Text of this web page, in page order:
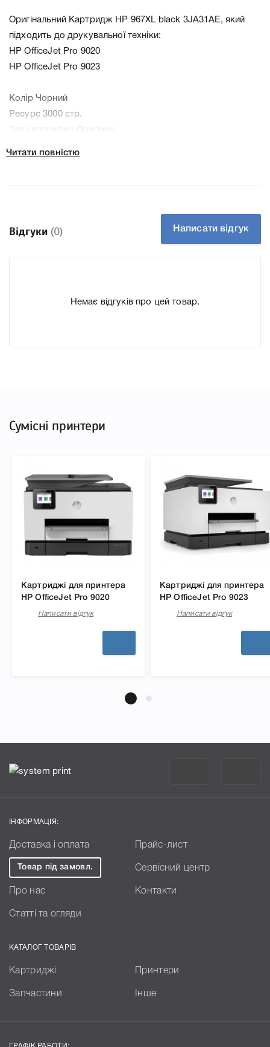
Оригінальний Картридж HP 967XL black 3JA31AE, який
підходить до друкувальної техніки:
HP OfficeJet Pro 9020
HP OfficeJet Pro 9023
Колір Чорний
Ресурс 3000 стр.
Тип картриджа Оригінал
докладні характеристики, список друкувальної техніки,
до якого підходить Картридж HP 967XL black 3JA31AE,
що дозволить Вам легко підтвердити правильність
Читати повністю
Відгуки (0) Написати відгук
Немає відгуків про цей товар.
Сумісні принтери
Картриджі для принтера
HP OfficeJet Pro 9020
Написати відгук
Картриджі для принтера
HP OfficeJet Pro 9023
Написати відгук
ІНФОРМАЦІЯ:
Доставка і оплата Прайс-лист
Товар під замовл. Сервісний центр
Про нас Контакти
Статті та огляди
КАТАЛОГ ТОВАРІВ
Картриджі Принтери
Запчастини Інше